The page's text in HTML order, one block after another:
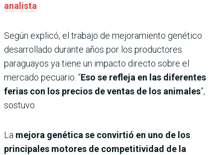
analista
Según explicó, el trabajo de mejoramiento genético
desarrollado durante años por los productores
paraguayos ya tiene un impacto directo sobre el
mercado pecuario. “Eso se refleja en las diferentes
ferias con los precios de ventas de los animales”,
sostuvo.
La mejora genética se convirtió en uno de los
principales motores de competitividad de la